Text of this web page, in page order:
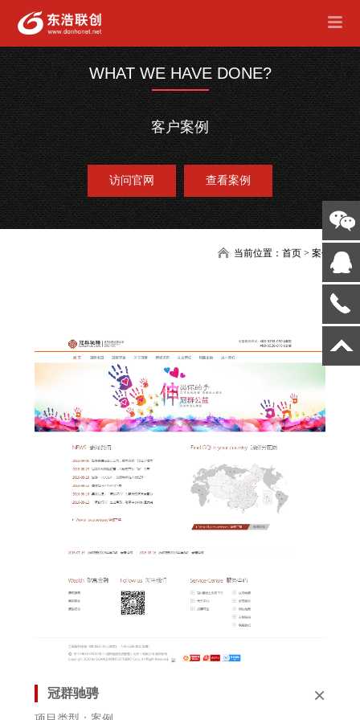
WHAT WE HAVE DONE?
客户案例
访问官网 查看案例
当前位置：首页 >案例
冠群驰骋 ×